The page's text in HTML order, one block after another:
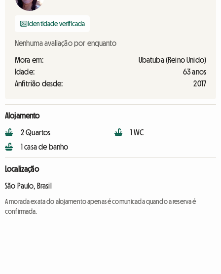
Identidade verificada
Nenhuma avaliação por enquanto
Mora em:
Ubatuba (Reino Unido)
Idade:
63 anos
Anfitrião desde:
2017
Alojamento
2 Quartos
1 casa de banho
1 WC
Localização
São Paulo, Brasil
A morada exata do alojamento apenas é comunicada quando a reserva é
confirmada.